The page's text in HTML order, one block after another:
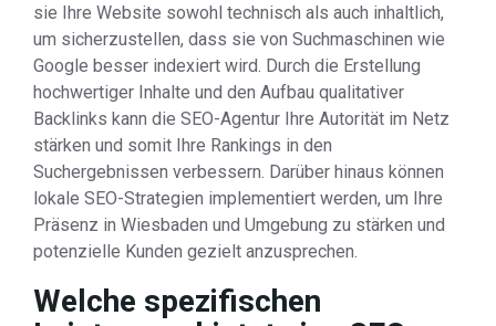
sie Ihre Website sowohl technisch als auch inhaltlich,
um sicherzustellen, dass sie von Suchmaschinen wie
Google besser indexiert wird. Durch die Erstellung
hochwertiger Inhalte und den Aufbau qualitativer
Backlinks kann die SEO-Agentur Ihre Autorität im Netz
stärken und somit Ihre Rankings in den
Suchergebnissen verbessern. Darüber hinaus können
lokale SEO-Strategien implementiert werden, um Ihre
Präsenz in Wiesbaden und Umgebung zu stärken und
potenzielle Kunden gezielt anzusprechen.
Welche spezifischen